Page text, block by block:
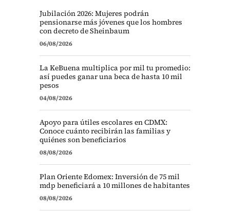
Jubilación 2026: Mujeres podrán
pensionarse más jóvenes que los hombres
con decreto de Sheinbaum
06/08/2026
La KeBuena multiplica por mil tu promedio:
así puedes ganar una beca de hasta 10 mil
pesos
04/08/2026
Apoyo para útiles escolares en CDMX:
Conoce cuánto recibirán las familias y
quiénes son beneficiarios
08/08/2026
Plan Oriente Edomex: Inversión de 75 mil
mdp beneficiará a 10 millones de habitantes
08/08/2026